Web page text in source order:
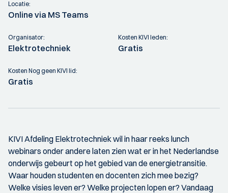
Locatie:
Online via MS Teams
Organisator:
Elektrotechniek
Kosten KIVI leden:
Gratis
Kosten Nog geen KIVI lid:
Gratis
KIVI Afdeling Elektrotechniek wil in haar reeks lunch
webinars onder andere laten zien wat er in het Nederlandse
onderwijs gebeurt op het gebied van de energietransitie.
Waar houden studenten en docenten zich mee bezig?
Welke visies leven er? Welke projecten lopen er? Vandaag